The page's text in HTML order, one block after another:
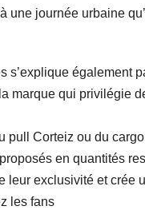
une journée urbaine
s’explique également
marque qui privilégie
pull Corteiz ou du
en quantités
leur exclusivité et crée
les fans